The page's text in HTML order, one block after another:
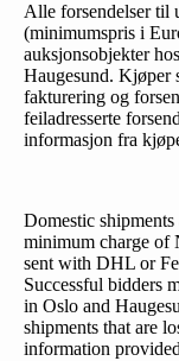
Alle forsendelser til
(minimumspris i
auksjonsobjekter
Haugesund. Kjøper
fakturering og
feiladresserte
informasjon fra
Domestic
minimum charge of
sent with DHL or
Successful bidders
in Oslo and
shipments that are
information